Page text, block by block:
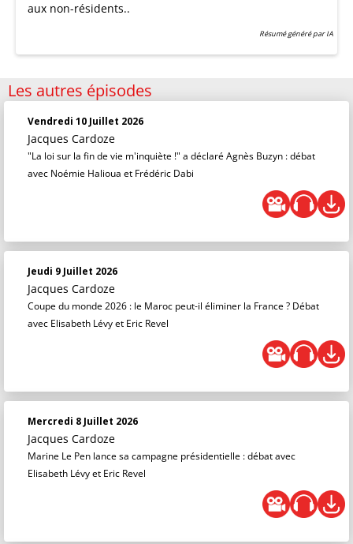
aux non-résidents..
Résumé généré par IA
Les autres épisodes
Vendredi 10 Juillet 2026
Jacques Cardoze
"La loi sur la fin de vie m'inquiète !" a déclaré Agnès Buzyn : débat
avec Noémie Halioua et Frédéric Dabi
Jeudi 9 Juillet 2026
Jacques Cardoze
Coupe du monde 2026 : le Maroc peut-il éliminer la France ? Débat
avec Elisabeth Lévy et Eric Revel
Mercredi 8 Juillet 2026
Jacques Cardoze
Marine Le Pen lance sa campagne présidentielle : débat avec
Elisabeth Lévy et Eric Revel